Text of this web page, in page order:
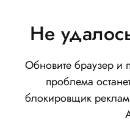
Не
Обновите браузер и
проблема
блокировщик